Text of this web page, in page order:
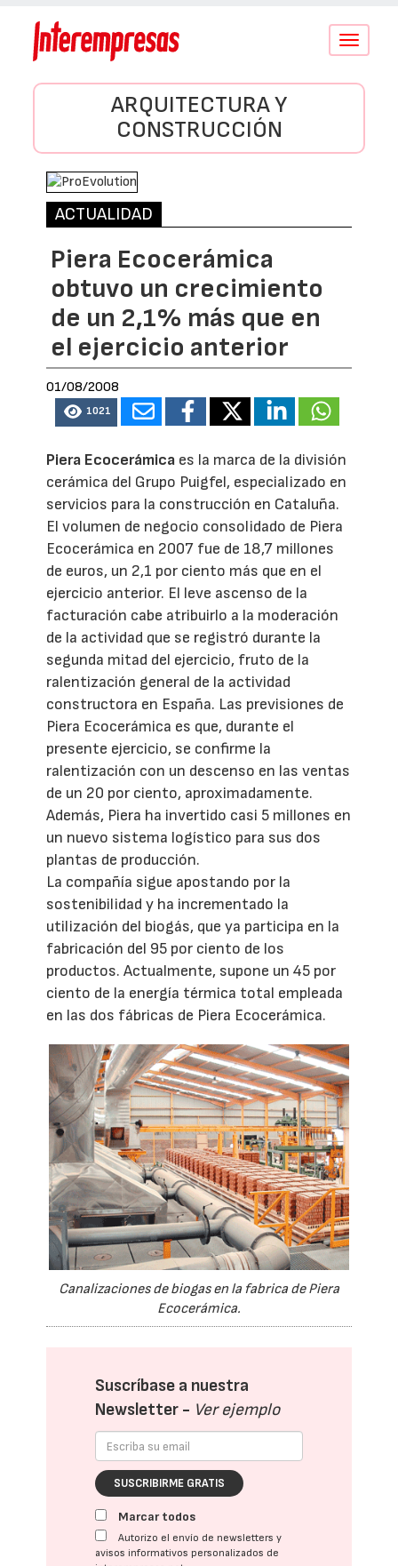
Conmutar
ARQUITECTURA Y
CONSTRUCCIÓN
ACTUALIDAD
Piera Ecocerámica
obtuvo un crecimiento
de un 2,1% más que en
el ejercicio anterior
01/08/2008
1021
Piera Ecocerámica es la marca de la división
cerámica del Grupo Puigfel, especializado en
servicios para la construcción en Cataluña.
El volumen de negocio consolidado de Piera
Ecocerámica en 2007 fue de 18,7 millones
de euros, un 2,1 por ciento más que en el
ejercicio anterior. El leve ascenso de la
facturación cabe atribuirlo a la moderación
de la actividad que se registró durante la
segunda mitad del ejercicio, fruto de la
ralentización general de la actividad
constructora en España. Las previsiones de
Piera Ecocerámica es que, durante el
presente ejercicio, se confirme la
ralentización con un descenso en las ventas
de un 20 por ciento, aproximadamente.
Además, Piera ha invertido casi 5 millones en
un nuevo sistema logístico para sus dos
plantas de producción.
La compañía sigue apostando por la
sostenibilidad y ha incrementado la
utilización del biogás, que ya participa en la
fabricación del 95 por ciento de los
productos. Actualmente, supone un 45 por
ciento de la energía térmica total empleada
en las dos fábricas de Piera Ecocerámica.
Canalizaciones de biogas en la fabrica de Piera
Ecocerámica.
Suscríbase a nuestra
Newsletter - Ver ejemplo
SUSCRIBIRME GRATIS
Marcar todos
Autorizo el envío de newsletters y
avisos informativos personalizados de